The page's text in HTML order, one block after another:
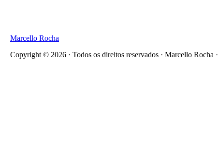
Marcello Rocha
Copyright © 2026 · Todos os direitos reservados · Marcello Rocha ·